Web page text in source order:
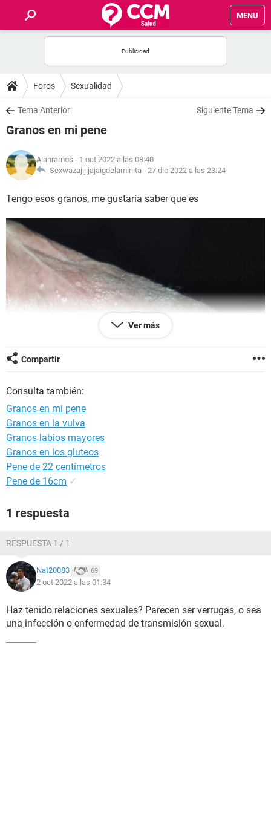
MENU
FOROS
SALUD
NUTRICIÓN
BIENESTAR
SEXUALIDAD
GLOSARIO
Foros Sexualidad
Tema Anterior Siguiente Tema
Granos en mi pene
Alanramos - 1 oct 2022 a las 08:40
Sexwazajijijajaigdelaminita - 27 dic 2022 a las 23:24
Tengo esos granos, me gustaría saber que es
Ver más
Compartir
Consulta también:
Granos en mi pene
Granos en la vulva
Granos labios mayores
Granos en los gluteos
Pene de 22 centímetros
Pene de 16cm ✓
1 respuesta
RESPUESTA 1 / 1
Nat20083 69
2 oct 2022 a las 01:34
Haz tenido relaciones sexuales? Parecen ser verrugas, o sea
una infección o enfermedad de transmisión sexual.